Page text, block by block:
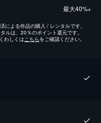
最⼤40%※
による作品の購入 / レンタルです。
ルは、20％のポイント還元です。
わしくは こちらをご確認ください。